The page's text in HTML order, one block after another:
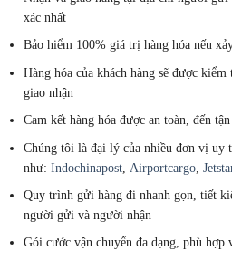
xác nhất
Bảo hiểm 100% giá trị hàng hóa nếu
Hàng hóa của khách hàng sẽ được
giao nhận
Cam kết hàng hóa được an toàn, đến
Chúng tôi là đại lý của nhiều đơn vị uy
như: Indochinapost Airportcargo
Quy trình gửi hàng đi nhanh gọn, tiết
người gửi và người nhận
Gói cước vận chuyển đa dạng, phù hợp